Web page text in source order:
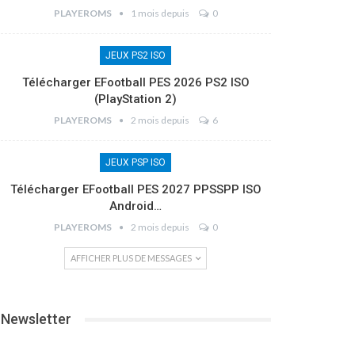
PLAYEROMS 1 mois depuis 0
JEUX PS2 ISO
Télécharger EFootball PES 2026 PS2 ISO
(PlayStation 2)
PLAYEROMS 2 mois depuis 6
JEUX PSP ISO
Télécharger EFootball PES 2027 PPSSPP ISO
Android…
PLAYEROMS 2 mois depuis 0
AFFICHER PLUS DE MESSAGES
Newsletter